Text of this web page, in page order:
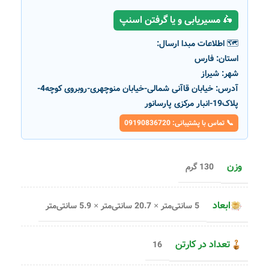
🛵 مسیریابی و یا گرفتن اسنپ
🗺️ اطلاعات مبدا ارسال:
استان: فارس
شهر: شیراز
آدرس:
خیابان قاآنی شمالی-خیابان منوچهری-روبروی کوچه4-
پلاک19-انبار مرکزی پارسانور
📞 تماس با پشتیبانی: 09190836720
وزن 130 گرم
ابعاد 5 سانتی‌متر × 20.7 سانتی‌متر × 5.9 سانتی‌متر
تعداد در کارتن 16